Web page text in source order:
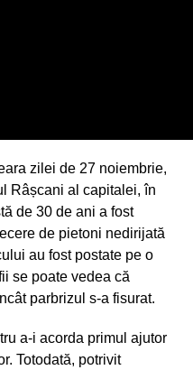
zilei de 27 noiembrie,
Râșcani al capitalei, în
de 30 de ani a fost
de pietoni nedirijată
au fost postate pe o
se poate vedea că
parbrizul s-a fisurat.
a-i acorda primul ajutor
Totodată, potrivit